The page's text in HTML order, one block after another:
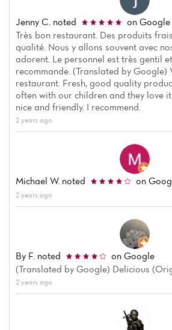
Jenny C. noted
on Google
Très bon restaurant. Des produits
qualité. Nous y allons souvent avec
adorent. Le personnel est très gentil
recommande. (Translated by Google)
restaurant. Fresh, good quality
often with our children and they love
nice and friendly. I recommend.
2 years ago
Michael W. noted on
2 years ago
By F. noted
on Google
(Translated by Google) Delicious
2 years ago
Home
News
Menu
Reviews